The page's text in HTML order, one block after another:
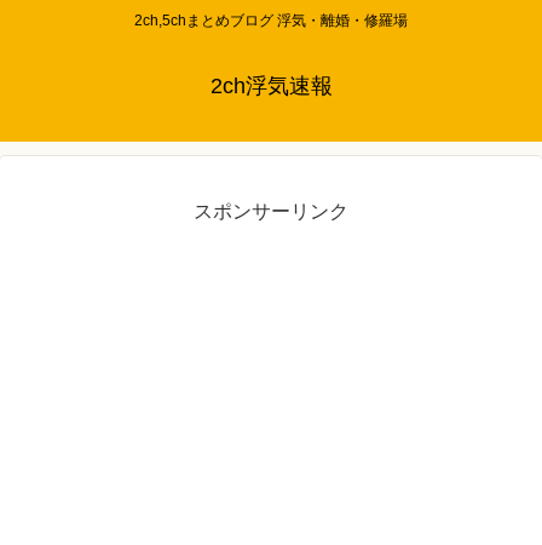
2ch,5chまとめブログ 浮気・離婚・修羅場
2ch浮気速報
スポンサーリンク